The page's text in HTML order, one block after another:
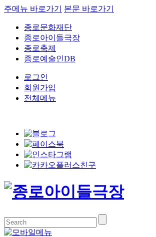
주메뉴 바로가기 본문 바로가기
종로문화재단
종로아이들극장
종로축제
종로예술인DB
로그인
회원가입
전체메뉴